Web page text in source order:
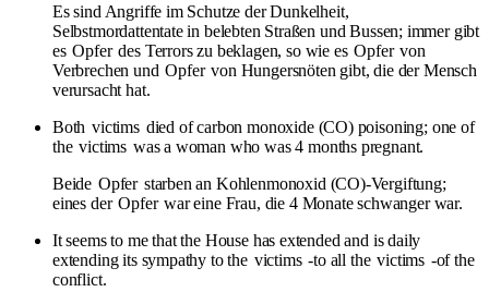
Es sind Angriffe im Schutze der Dunkelheit,
Selbstmordattentate in belebten Straßen und Bussen; immer gibt
es Opfer des Terrors zu beklagen, so wie es Opfer von
Verbrechen und Opfer von Hungersnöten gibt, die der Mensch
verursacht hat.
Both victims died of carbon monoxide (CO) poisoning; one of
the victims was a woman who was 4 months pregnant.
Beide Opfer starben an Kohlenmonoxid (CO)-Vergiftung;
eines der Opfer war eine Frau, die 4 Monate schwanger war.
It seems to me that the House has extended and is daily
extending its sympathy to the victims -to all the victims -of the
conflict.